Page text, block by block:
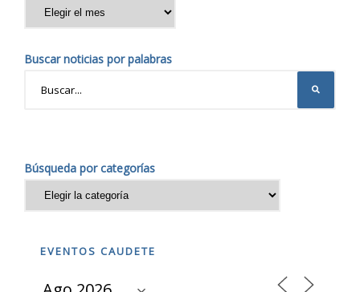
Buscar noticias por palabras
Búsqueda por categorías
EVENTOS CAUDETE